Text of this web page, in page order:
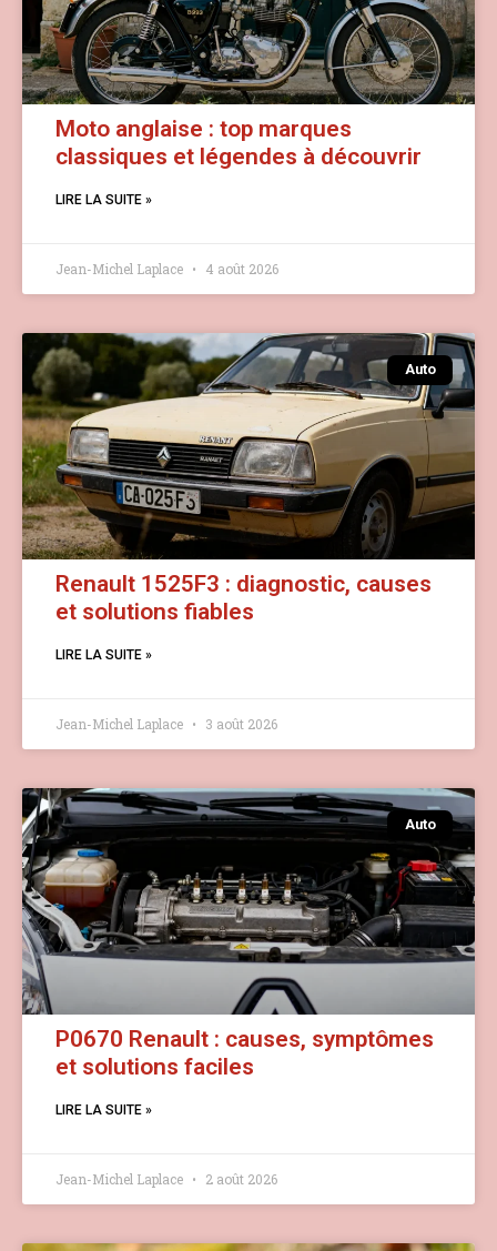
Moto anglaise : top marques
classiques et légendes à découvrir
LIRE LA SUITE »
Jean-Michel Laplace 4 août 2026
Auto
Renault 1525F3 : diagnostic, causes
et solutions fiables
LIRE LA SUITE »
Jean-Michel Laplace 3 août 2026
Auto
P0670 Renault : causes, symptômes
et solutions faciles
LIRE LA SUITE »
Jean-Michel Laplace 2 août 2026